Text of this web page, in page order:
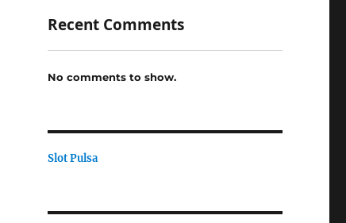
Recent Comments
No comments to show.
Slot Pulsa